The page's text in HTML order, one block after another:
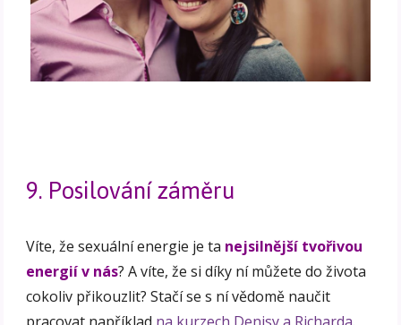
9. Posilování záměru
Víte, že sexuální energie je ta nejsilnější tvořivou
energií v nás? A víte, že si díky ní můžete do života
cokoliv přikouzlit? Stačí se s ní vědomě naučit